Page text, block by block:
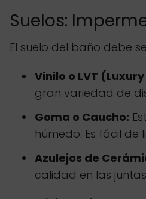
Suelos:
El suelo del baño debe
Vinilo o LVT
gran variedad de
Goma o Caucho:
húmedo. Es fácil de
Azulejos de
calidad en las